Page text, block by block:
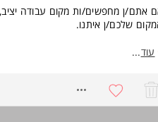
ויכולת קבלת החלטות
יכולת עבודה עצמאית ובצוות המשרה
אתם/ן מחפשים/ות מקום עבודה יציב,
שלכם/ן איתנו.
אנחנו מציעים?
*גמישות מנצחת: אפשרות למשרה
לימודים!).
מפנק במיוחד: בסיס גבוה +
עוד...